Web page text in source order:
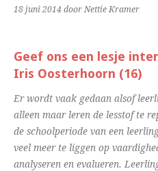
18 juni 2014 door Nettie Kramer
Geef ons een lesje
Iris Oosterhoorn (16)
Er wordt vaak gedaan alsof
alleen maar leren de lesstof te
de schoolperiode van een
veel meer te liggen op
analyseren en evalueren.